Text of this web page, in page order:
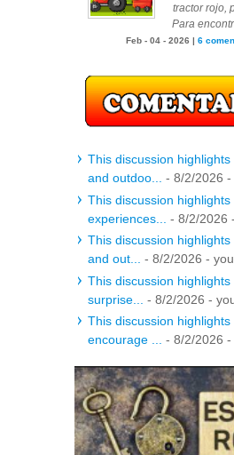
tractor rojo,
Para
Feb - 04 - 2026 | 6
This discussion
and outdoo...
- 8/2/2026 -
This discussion
experiences...
- 8/2/2026
This discussion
and out...
- 8/2/2026 -
This discussion
surprise...
- 8/2/2026 -
This discussion highlights
encourage ...
- 8/2/2026 -